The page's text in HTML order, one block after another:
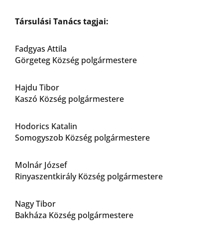
Társulási Tanács tagjai:
Fadgyas Attila
Görgeteg Község polgármestere
Hajdu Tibor
Kaszó Község polgármestere
Hodorics Katalin
Somogyszob Község polgármestere
Molnár József
Rinyaszentkirály Község polgármestere
Nagy Tibor
Bakháza Község polgármestere